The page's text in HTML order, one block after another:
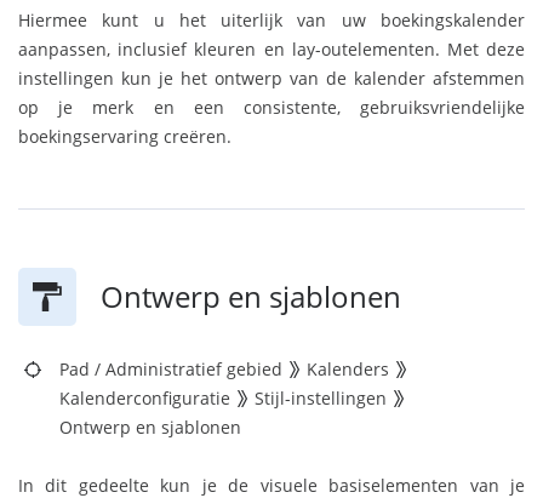
Hiermee kunt u het uiterlijk van uw boekingskalender
aanpassen, inclusief kleuren en lay-outelementen. Met deze
instellingen kun je het ontwerp van de kalender afstemmen
op je merk en een consistente, gebruiksvriendelijke
boekingservaring creëren.
Ontwerp en sjablonen
Pad / Administratief gebied
Kalenders
Kalenderconfiguratie
Stijl-instellingen
Ontwerp en sjablonen
In dit gedeelte kun je de visuele basiselementen van je